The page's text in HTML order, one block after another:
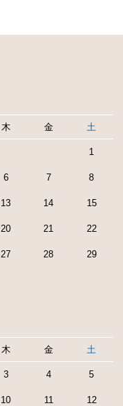
木 金 土
1
6 7 8
13 14 15
20 21 22
27 28 29
木 金 土
3 4 5
10 11 12